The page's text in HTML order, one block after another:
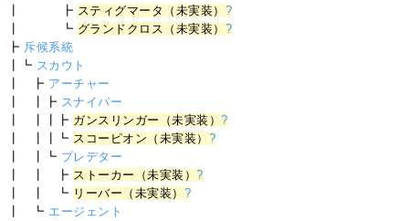
┃ ┣ スティグマータ（未実装） ?
┃ ┗ グランドクロス（未実装） ?
┣ 斥候系統
┃┗ スカウト
┃ ┣ アーチャー
┃ ┃┣ スナイパー
┃ ┃┃┣ ガンスリンガー（未実装）?
┃ ┃┃┗ スコーピオン（未実装） ?
┃ ┃┗ プレデター
┃ ┃ ┣ ストーカー（未実装）?
┃ ┃ ┗ リーバー（未実装） ?
┃ ┗ エージェント